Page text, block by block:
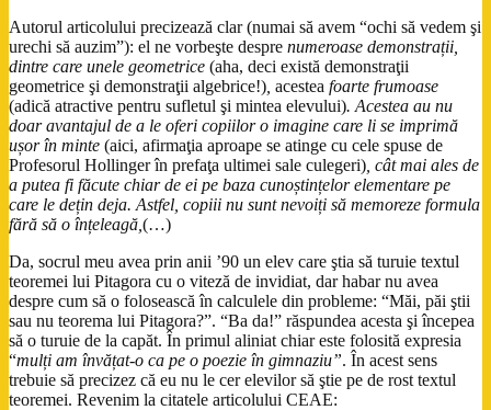
Autorul articolului precizează clar (numai să avem “ochi să vedem şi
urechi să auzim”): el ne vorbeşte despre numeroase demonstrații,
dintre care unele geometrice (aha, deci există demonstraţii
geometrice şi demonstraţii algebrice!) acestea foarte frumoase
(adică atractive pentru sufletul şi mintea elevului). Acestea au nu
doar avantajul de a le oferi copiilor o imagine care li se imprimă
ușor în minte (aici, afirmaţia aproape se atinge cu cele spuse de
Profesorul Hollinger în prefaţa ultimei sale culegeri) , cât mai ales de
a putea fi făcute chiar de ei pe baza cunoștințelor elementare pe
care le dețin deja. Astfel, copiii nu sunt nevoiți să memoreze formula
fără să o înțeleagă, (…)
Da, socrul meu avea prin anii ’90 un elev care ştia să turuie textul
teoremei lui Pitagora cu o viteză de invidiat, dar habar nu avea
despre cum să o folosească în calculele din probleme: “Măi, păi ştii
sau nu teorema lui Pitagora?”. “Ba da!” răspundea acesta şi începea
să o turuie de la capăt. În primul aliniat chiar este folosită expresia
“mulți am învățat-o ca pe o poezie în gimnaziu”. În acest sens
trebuie să precizez că eu nu le cer elevilor să ştie pe de rost textul
teoremei. Revenim la citatele articolului CEAE: